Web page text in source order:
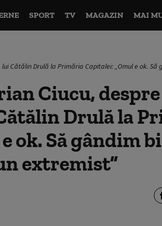
SPORT TV MAGAZIN MAI
Cătălin Drulă la Primăria Capitalei: „Omul e ok.
Ciucu, despre
Drulă la
ok. Să gândim
extremist”